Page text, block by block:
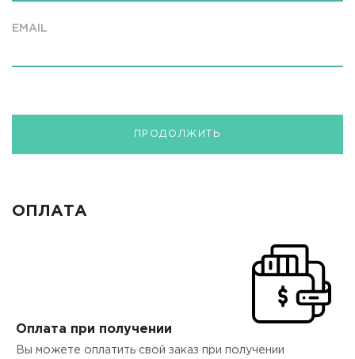
EMAIL
ПРОДОЛЖИТЬ
ОПЛАТА
Оплата при получении
Вы можете оплатить свой заказ при получении